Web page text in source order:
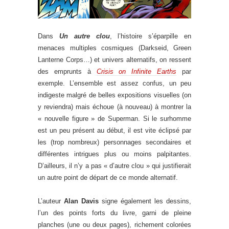
Dans Un autre clou, l’histoire s’éparpille en
menaces multiples cosmiques (Darkseid, Green
Lanterne Corps…) et univers alternatifs, on ressent
des emprunts à Crisis on Infinite Earths par
exemple. L’ensemble est assez confus, un peu
indigeste malgré de belles expositions visuelles (on
y reviendra) mais échoue (à nouveau) à montrer la
« nouvelle figure » de Superman. Si le surhomme
est un peu présent au début, il est vite éclipsé par
les (trop nombreux) personnages secondaires et
différentes intrigues plus ou moins palpitantes.
D’ailleurs, il n’y a pas « d’autre clou » qui justifierait
un autre point de départ de ce monde alternatif.
L’auteur Alan Davis signe également les dessins,
l’un des points forts du livre, garni de pleine
planches (une ou deux pages), richement colorées